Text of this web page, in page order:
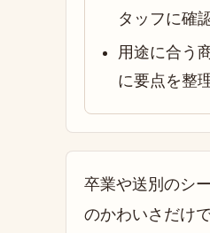
タッフに確
用途に合う
に要点を整
卒業や送別のシ
のかわいさだけ